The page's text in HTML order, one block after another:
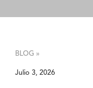
BLOG »
Julio 3, 2026